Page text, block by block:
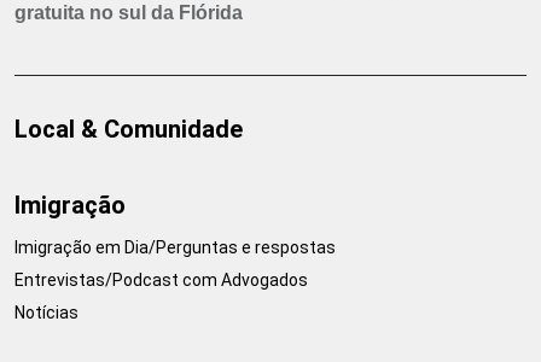
gratuita no sul da Flórida
Local & Comunidade
Imigração
Imigração em Dia/Perguntas e respostas
Entrevistas/Podcast com Advogados
Notícias